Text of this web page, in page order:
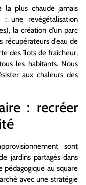
la plus chaude jamais
une revégétalisation
la création d’un parc
d’eau de
des îlots de fraîcheur,
les habitants. Nous
aux chaleurs des
: recréer
sont
jardins partagés dans
au square
avec une stratégie